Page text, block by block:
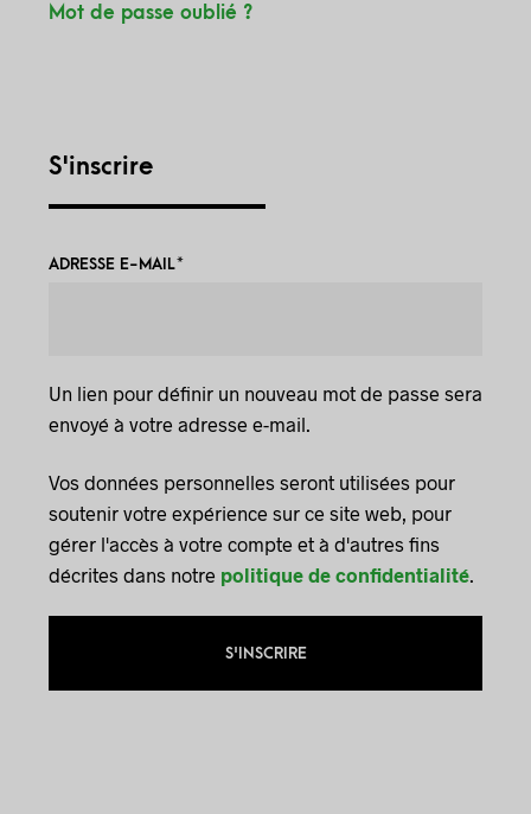
Mot de passe oublié ?
S'inscrire
ADRESSE E-MAIL*
Un lien pour définir un nouveau mot de passe sera
envoyé à votre adresse e-mail.
Vos données personnelles seront utilisées pour
soutenir votre expérience sur ce site web, pour
gérer l'accès à votre compte et à d'autres fins
décrites dans notre politique de confidentialité.
S'INSCRIRE